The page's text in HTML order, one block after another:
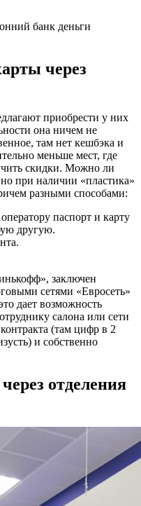
банк деньги
через
приобрести у них
она ничем не
там нет кешбэка и
меньше мест, где
скидки. Можно ли
при наличии «пластика»
разными способами:
паспорт и карту
другую.
заключен
сетями «Евросеть»
дает возможность
салона или сети
(там цифр в 2
и собственно
отделения